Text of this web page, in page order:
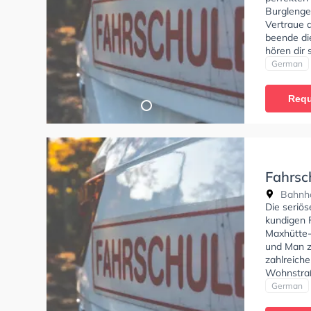
Vertraue
beende
hören dir
bieten
German
Die
kundigen
und Man
Perfekte
German